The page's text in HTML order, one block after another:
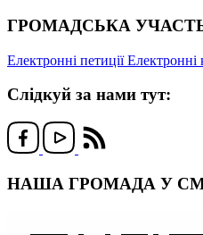
ГРОМАДСЬКА
Електронні петиціїЕлектронні
Слідкуй за нами тут:
НАША ГРОМАДА У